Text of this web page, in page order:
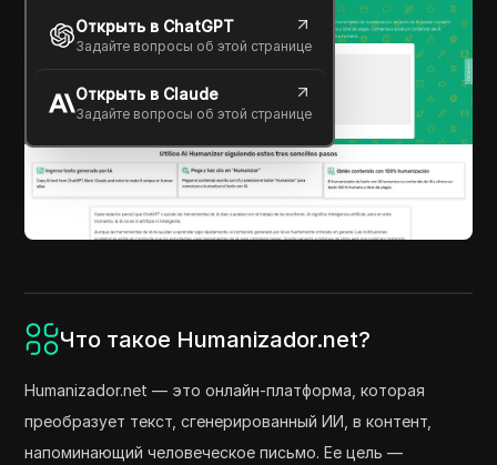
Открыть в ChatGPT
Задайте вопросы об этой странице
Открыть в Claude
Задайте вопросы об этой странице
Что такое Humanizador.net?
Humanizador.net — это онлайн-платформа, которая
преобразует текст, сгенерированный ИИ, в контент,
напоминающий человеческое письмо. Ее цель —